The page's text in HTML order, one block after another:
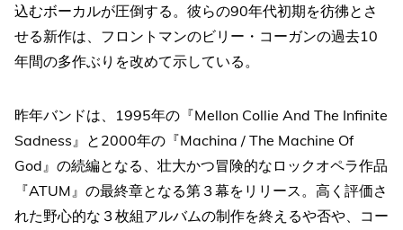
込むボーカルが圧倒する。彼らの90年代初期を彷彿とさ
せる新作は、フロントマンのビリー・コーガンの過去10
年間の多作ぶりを改めて示している。
昨年バンドは、1995年の『Mellon Collie And The Infinite
Sadness』と2000年の『Machina / The Machine Of
God』の続編となる、壮大かつ冒険的なロックオペラ作品
『ATUM』の最終章となる第３幕をリリース。高く評価さ
れた野心的な３枚組アルバムの制作を終えるや否や、コー